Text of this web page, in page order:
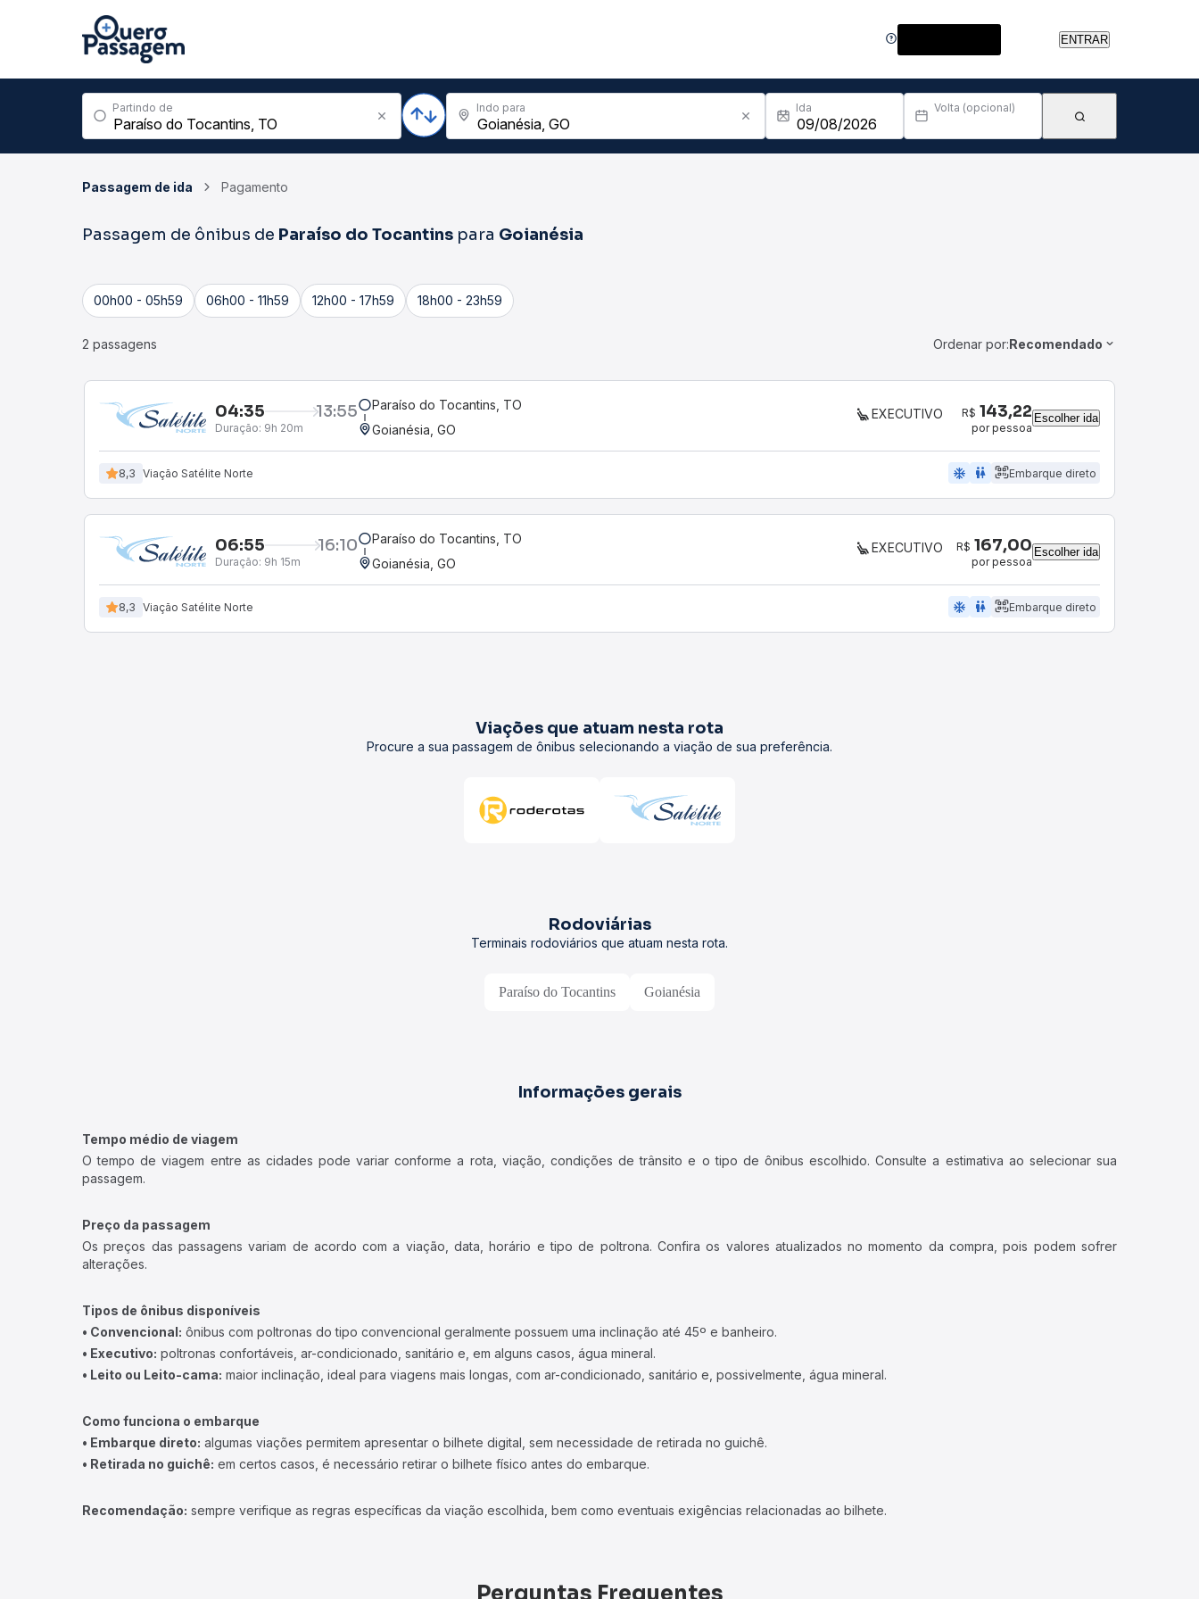
ENTRAR
Partindo de Indo para Ida Volta (opcional)
Passagem de ida Pagamento
Passagem de ônibus de Paraíso do Tocantins para Goianésia
00h00 - 05h59 06h00 - 11h59 12h00 - 17h59 18h00 - 23h59
2 passagens Ordenar por:Recomendado
04:35 13:55
Duração: 9h 20m
Paraíso do Tocantins, TO
Goianésia, GO
EXECUTIVO R$ 143,22
por pessoa
Escolher ida
8,3 Viação Satélite Norte ac_unit wc Embarque direto
06:55 16:10
Duração: 9h 15m
Paraíso do Tocantins, TO
Goianésia, GO
EXECUTIVO R$ 167,00
por pessoa
Escolher ida
8,3 Viação Satélite Norte ac_unit wc Embarque direto
Viações que atuam nesta rota
Procure a sua passagem de ônibus selecionando a viação de sua preferência.
Rodoviárias
Terminais rodoviários que atuam nesta rota.
Paraíso do Tocantins Goianésia
Informações gerais
Tempo médio de viagem
O tempo de viagem entre as cidades pode variar conforme a rota, viação, condições de trânsito e o tipo de ônibus escolhido. Consulte a estimativa ao selecionar sua
passagem.
Preço da passagem
Os preços das passagens variam de acordo com a viação, data, horário e tipo de poltrona. Confira os valores atualizados no momento da compra, pois podem sofrer
alterações.
Tipos de ônibus disponíveis
• Convencional: ônibus com poltronas do tipo convencional geralmente possuem uma inclinação até 45º e banheiro.
• Executivo: poltronas confortáveis, ar-condicionado, sanitário e, em alguns casos, água mineral.
• Leito ou Leito-cama: maior inclinação, ideal para viagens mais longas, com ar-condicionado, sanitário e, possivelmente, água mineral.
Como funciona o embarque
• Embarque direto: algumas viações permitem apresentar o bilhete digital, sem necessidade de retirada no guichê.
• Retirada no guichê: em certos casos, é necessário retirar o bilhete físico antes do embarque.
Recomendação: sempre verifique as regras específicas da viação escolhida, bem como eventuais exigências relacionadas ao bilhete.
Perguntas Frequentes